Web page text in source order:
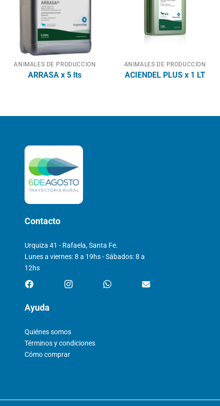
ANIMALES DE PRODUCCION
ARRASA x 5 lts
ANIMALES DE PRODUCCION
ACIENDEL PLUS x 1 LT
Contacto
Urquiza 41 - Rafaela, Santa Fe.
Lunes a viernes: 8 a 19hs - Sábados: 8 a
12hs
Ayuda
Quiénes somos
Términos y condiciones
Cómo comprar